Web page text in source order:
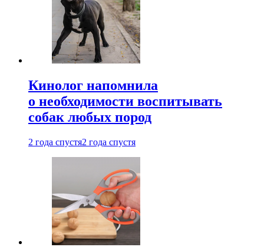
Кинолог напомнила
о необходимости воспитывать
собак любых пород
2 года спустя2 года спустя